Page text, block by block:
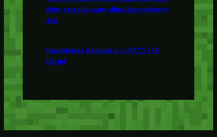
złoty szczotkowany długi krawędziowy
3szt
Rozdzielacz Rekuperacja 8X75 150
Berluf